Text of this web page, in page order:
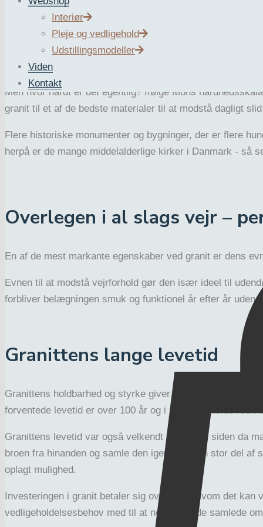
Interiør
Pleje og vedligehold
Udstillingsmodeller
Viden
Kontakt
Naturlig styrke og holdbarhed
Granittens styrke er uden sammenligning. Den
over for ydre påvirkninger.
Men hvor hårdt er det egentlig? Ifølge Mohs
granit til et af de bedste materialer til at modstå dagligt
Flere historiske monumenter og bygninger, der er flere
herpå er de mange middelalderlige kirker i Danmark - så
Overlegen i al slags vejr –
En af de mest markante egenskaber ved granit er dens
Evnen til at modstå vejrforhold gør den især ideel til
forbliver belægningen smuk og funktionel år efter år uden
Granittens lange levetid
Granittens holdbarhed og styrke giver materialet en
forventede levetid er over 100 år og i mange tilfælde reelt
Granittens levetid var også velkendt for 400 år siden da
broen fra hinanden og samle den igen, hvor en stor del
oplagt mulighed.
Investeringen i granit betaler sig over tid. Selvom det
vedligeholdelsesbehov med til at nedbringe de samlede